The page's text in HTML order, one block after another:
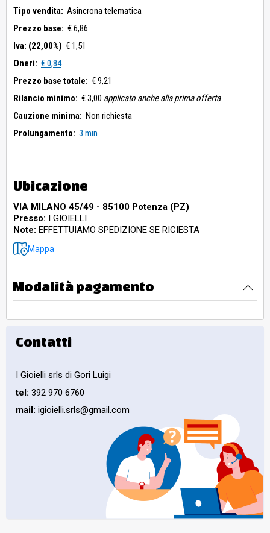
Tipo vendita: Asincrona telematica
Prezzo base: € 6,86
Iva: (22,00%) € 1,51
Oneri: € 0,84
Prezzo base totale: € 9,21
Rilancio minimo: € 3,00 applicato anche alla prima offerta
Cauzione minima: Non richiesta
Prolungamento: 3 min
Ubicazione
VIA MILANO 45/49 - 85100 Potenza (PZ)
Presso: I GIOIELLI
Note: EFFETTUIAMO SPEDIZIONE SE RICIESTA
Mappa
Modalità pagamento
Contatti
I Gioielli srls di Gori Luigi
tel: 392 970 6760
mail: igioielli.srls@gmail.com